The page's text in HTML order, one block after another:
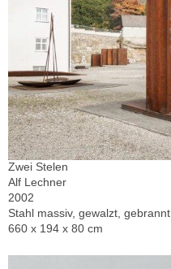
Zwei Stelen
Alf Lechner
2002
Stahl massiv, gewalzt, gebrannt
660 x 194 x 80 cm